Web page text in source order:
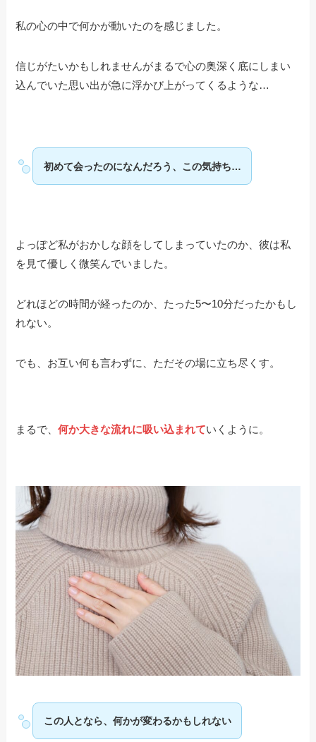
私の心の中で何かが動いたのを感じました。
信じがたいかもしれませんがまるで心の奥深く底にしまい
込んでいた思い出が急に浮かび上がってくるような…
初めて会ったのになんだろう、この気持ち…
よっぽど私がおかしな顔をしてしまっていたのか、彼は私
を見て優しく微笑んでいました。
どれほどの時間が経ったのか、たった5〜10分だったかもし
れない。
でも、お互い何も言わずに、ただその場に立ち尽くす。
まるで、何か大きな流れに吸い込まれていくように。
この人となら、何かが変わるかもしれない